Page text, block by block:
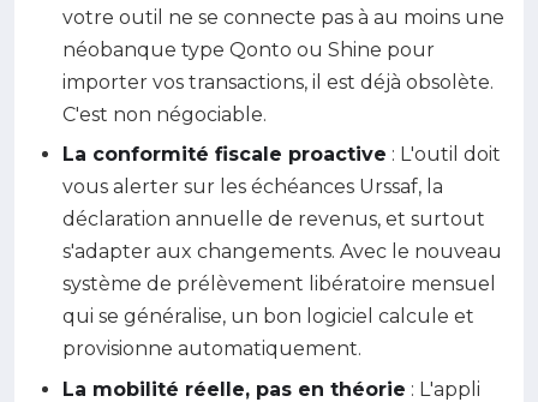
votre outil ne se connecte pas à au moins une
néobanque type Qonto ou Shine pour
importer vos transactions, il est déjà obsolète.
C'est non négociable.
La conformité fiscale proactive : L'outil doit
vous alerter sur les échéances Urssaf, la
déclaration annuelle de revenus, et surtout
s'adapter aux changements. Avec le nouveau
système de prélèvement libératoire mensuel
qui se généralise, un bon logiciel calcule et
provisionne automatiquement.
La mobilité réelle, pas en théorie : L'appli